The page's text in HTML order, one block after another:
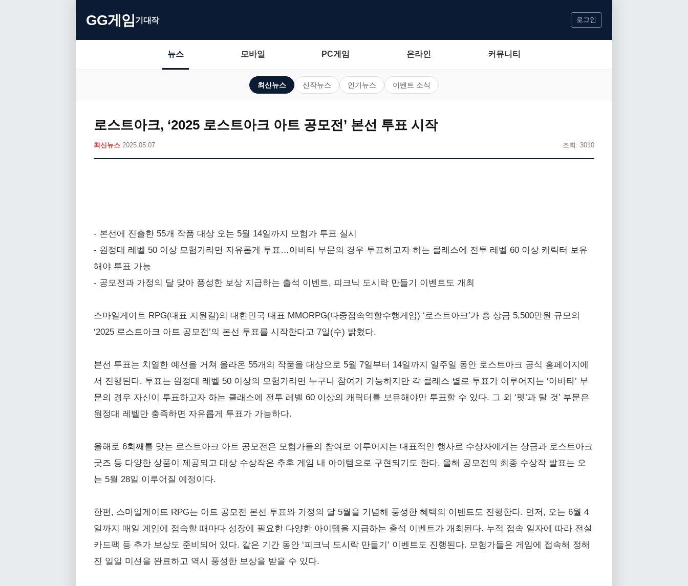
GG게임기대작 로그인
뉴스 모바일 PC게임 온라인 커뮤니티
최신뉴스 신작뉴스 인기뉴스 이벤트 소식
로스트아크, ‘2025 로스트아크 아트 공모전’ 본선 투표 시작
최신뉴스 2025.05.07 조회: 3010
- 본선에 진출한 55개 작품 대상 오는 5월 14일까지 모험가 투표 실시
- 원정대 레벨 50 이상 모험가라면 자유롭게 투표…아바타 부문의 경우 투표하고자 하는 클래스에 전투 레벨 60 이상 캐릭터 보유
해야 투표 가능
- 공모전과 가정의 달 맞아 풍성한 보상 지급하는 출석 이벤트, 피크닉 도시락 만들기 이벤트도 개최
스마일게이트 RPG(대표 지원길)의 대한민국 대표 MMORPG(다중접속역할수행게임) ‘로스트아크’가 총 상금 5,500만원 규모의
‘2025 로스트아크 아트 공모전’의 본선 투표를 시작한다고 7일(수) 밝혔다.
본선 투표는 치열한 예선을 거쳐 올라온 55개의 작품을 대상으로 5월 7일부터 14일까지 일주일 동안 로스트아크 공식 홈페이지에
서 진행된다. 투표는 원정대 레벨 50 이상의 모험가라면 누구나 참여가 가능하지만 각 클래스 별로 투표가 이루어지는 ‘아바타’ 부
문의 경우 자신이 투표하고자 하는 클래스에 전투 레벨 60 이상의 캐릭터를 보유해야만 투표할 수 있다. 그 외 ‘펫’과 탈 것’ 부문은
원정대 레벨만 충족하면 자유롭게 투표가 가능하다.
올해로 6회째를 맞는 로스트아크 아트 공모전은 모험가들의 참여로 이루어지는 대표적인 행사로 수상자에게는 상금과 로스트아크
굿즈 등 다양한 상품이 제공되고 대상 수상작은 추후 게임 내 아이템으로 구현되기도 한다. 올해 공모전의 최종 수상작 발표는 오
는 5월 28일 이루어질 예정이다.
한편, 스마일게이트 RPG는 아트 공모전 본선 투표와 가정의 달 5월을 기념해 풍성한 혜택의 이벤트도 진행한다. 먼저, 오는 6월 4
일까지 매일 게임에 접속할 때마다 성장에 필요한 다양한 아이템을 지급하는 출석 이벤트가 개최된다. 누적 접속 일자에 따라 전설
카드팩 등 추가 보상도 준비되어 있다. 같은 기간 동안 ‘피크닉 도시락 만들기’ 이벤트도 진행된다. 모험가들은 게임에 접속해 정해
진 일일 미션을 완료하고 역시 풍성한 보상을 받을 수 있다.